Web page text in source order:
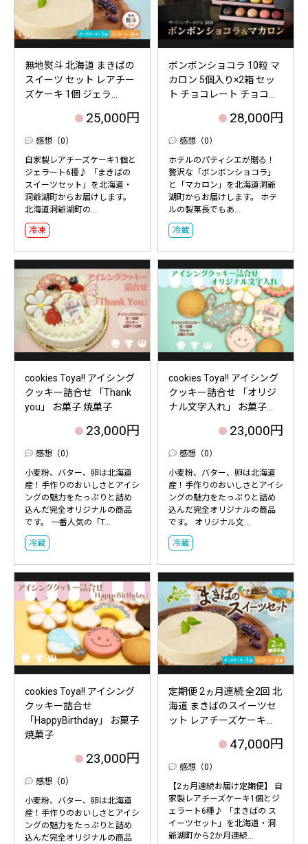
無地熨斗 北海道 まきばの
スイーツ セット レアチー
ズケーキ 1個 ジェラ...
25,000円
感想（0）
自家製レアチーズケーキ1個と
ジェラート6種♪ 「まきばの
スイーツセット」を北海道・
洞爺湖町からお届けします。
北海道洞爺湖町の...
冷凍
ボンボンショコラ 10粒 マ
カロン 5個入り×2箱 セッ
ト チョコレート チョコ...
28,000円
感想（0）
ホテルのパティシエが贈る！
贅沢な「ボンボンショコラ」
と「マカロン」を北海道洞爺
湖町からお届けします。 ホテ
ルの製菓長でもあ...
冷蔵
cookies Toya!! アイシング
クッキー詰合せ 「Thank
you」 お菓子 焼菓子
23,000円
感想（0）
小麦粉、バター、卵は北海道
産！手作りのおいしさとアイシ
ングの魅力をたっぷりと詰め
込んだ完全オリジナルの商品
です。 一番人気の「T...
冷蔵
cookies Toya!! アイシング
クッキー詰合せ 「オリジ
ナル文字入れ」 お菓子...
23,000円
感想（0）
小麦粉、バター、卵は北海道
産！手作りのおいしさとアイシ
ングの魅力をたっぷりと詰め
込んだ完全オリジナルの商品
です。 オリジナル文...
冷蔵
cookies Toya!! アイシング
クッキー詰合せ
「HappyBirthday」 お菓子
焼菓子
23,000円
感想（0）
小麦粉、バター、卵は北海道
産！手作りのおいしさとアイシ
ングの魅力をたっぷりと詰め
込んだ完全オリジナルの商品
定期便 2ヵ月連続 全2回 北
海道 まきばのスイーツセ
ット レアチーズケーキ...
47,000円
感想（0）
【2ヵ月連続お届け定期便】 自
家製レアチーズケーキ1個とジ
ェラート6種♪ 「まきばの ス
イーツセット」を北海道・洞
爺湖町から2か月連続...